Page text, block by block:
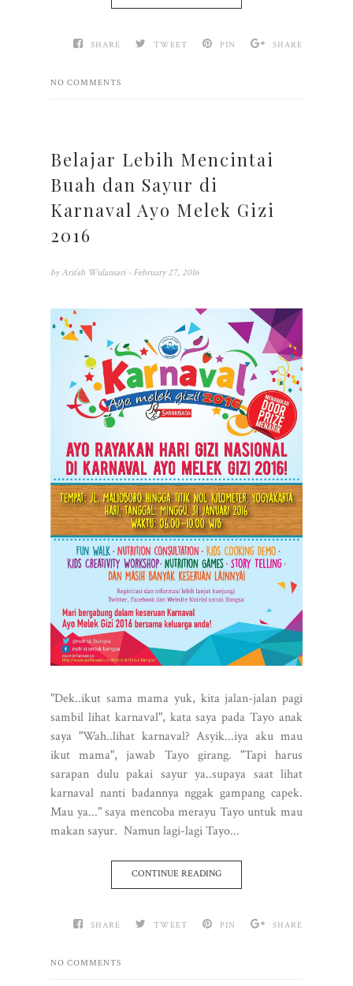
SHARE TWEET PIN SHARE
NO COMMENTS
Belajar Lebih Mencintai
Buah dan Sayur di
Karnaval Ayo Melek Gizi
2016
by Arifah Wulansari - February 27, 2016
"Dek..ikut sama mama yuk, kita jalan-jalan pagi
sambil lihat karnaval", kata saya pada Tayo anak
saya "Wah..lihat karnaval? Asyik...iya aku mau
ikut mama", jawab Tayo girang. "Tapi harus
sarapan dulu pakai sayur ya..supaya saat lihat
karnaval nanti badannya nggak gampang capek.
Mau ya..." saya mencoba merayu Tayo untuk mau
makan sayur. Namun lagi-lagi Tayo...
CONTINUE READING
SHARE TWEET PIN SHARE
NO COMMENTS